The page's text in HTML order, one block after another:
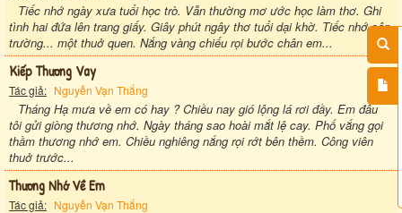
Tiếc nhớ ngày xưa tuổi học trò. Vẫn thường mơ ước học làm thơ. Ghi
tình hai đứa lên trang giấy. Giây phút ngây thơ tuổi dại khờ. Tiếc nhớ sân
trường... một thuở quen. Nắng vàng chiếu rọi bước chân em...
Kiếp Thương Vay
Tác giả: Nguyễn Vạn Thắng
Tháng Hạ mưa về em có hay ? Chiều nay gió lộng lá rơi đầy. Em đâu
tôi gửi giòng thương nhớ. Ngày tháng sao hoài mắt lệ cay. Phố vắng gọi
thầm thương nhớ em. Chiều nghiêng nắng rọi rớt bên thềm. Công viên
thuở trước...
Thương Nhớ Về Em
Tác giả: Nguyễn Vạn Thắng